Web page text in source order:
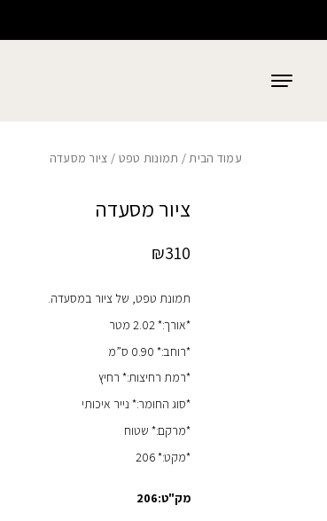
עמוד הבית/ תמונות טפט / ציור מסעדה
ציור מסעדה
₪310
תמונת טפט, של ציור במסעדה.
*אורך:* 2.02 מטר
*רוחב:* 0.90 ס”מ
*רמת רחיצות:* רחיץ
*סוג החומר:* נייר איכותי
*מרקם:* שטוח
*מקט:* 206
מק"ט:206